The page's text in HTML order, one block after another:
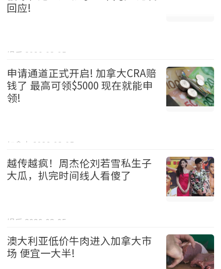
回应!
娱乐 2026-08-05
申请通道正式开启! 加拿大CRA赔
钱了 最高可领$5000 现在就能申
领!
加拿大 2026-08-05
越传越疯！周杰伦刘若雪私生子
大瓜，扒完时间线人看傻了
娱乐 2026-08-05
澳大利亚低价牛肉进入加拿大市
场 便宜一大半!